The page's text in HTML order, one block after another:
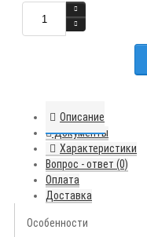
Описание
Документы
Характеристики
Вопрос - ответ (0)
Оплата
Доставка
Особенности